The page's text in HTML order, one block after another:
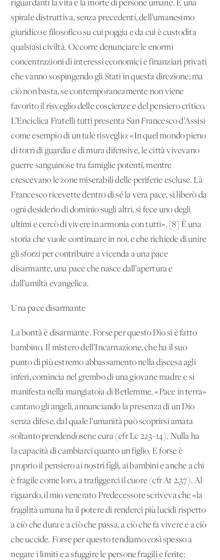
riguardanti la vita e la morte di persone umane. È una
spirale distruttiva, senza precedenti, dell’umanesimo
giuridico e filosofico su cui poggia e da cui è custodita
qualsiasi civiltà. Occorre denunciare le enormi
concentrazioni di interessi economici e finanziari privati
che vanno sospingendo gli Stati in questa direzione; ma
ciò non basta, se contemporaneamente non viene
favorito il risveglio delle coscienze e del pensiero critico.
L’Enciclica Fratelli tutti presenta San Francesco d’Assisi
come esempio di un tale risveglio: «In quel mondo pieno
di torri di guardia e di mura difensive, le città vivevano
guerre sanguinose tra famiglie potenti, mentre
crescevano le zone miserabili delle periferie escluse. Là
Francesco ricevette dentro di sé la vera pace, si liberò da
ogni desiderio di dominio sugli altri, si fece uno degli
ultimi e cercò di vivere in armonia con tutti». [8] È una
storia che vuole continuare in noi, e che richiede di unire
gli sforzi per contribuire a vicenda a una pace
disarmante, una pace che nasce dall’apertura e
dall’umiltà evangelica.
Una pace disarmante
La bontà è disarmante. Forse per questo Dio si è fatto
bambino. Il mistero dell’Incarnazione, che ha il suo
punto di più estremo abbassamento nella discesa agli
inferi, comincia nel grembo di una giovane madre e si
manifesta nella mangiatoia di Betlemme. «Pace in terra»
cantano gli angeli, annunciando la presenza di un Dio
senza difese, dal quale l’umanità può scoprirsi amata
soltanto prendendosene cura (cfr Lc 2,13-14). Nulla ha
la capacità di cambiarci quanto un figlio. E forse è
proprio il pensiero ai nostri figli, ai bambini e anche a chi
è fragile come loro, a trafiggerci il cuore (cfr At 2,37). Al
riguardo, il mio venerato Predecessore scriveva che «la
fragilità umana ha il potere di renderci più lucidi rispetto
a ciò che dura e a ciò che passa, a ciò che fa vivere e a ciò
che uccide. Forse per questo tendiamo così spesso a
negare i limiti e a sfuggire le persone fragili e ferite: